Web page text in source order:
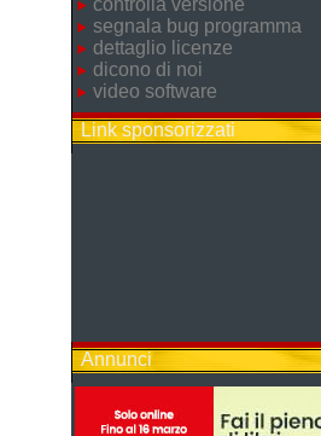
controlla versione
segnala bug programma
dettaglio licenze
dicono di noi
video software
Link sponsorizzati
Annunci